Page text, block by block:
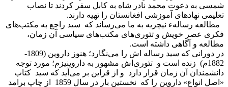
شمسی به دعوت محمد نادر شاه به کابل سفر کردند تا نصاب
تعلیمی نهادهای آموزشی افغانستان را تهیه دارند.
مطالعه رسالهء نیچریه به ما می‌رساند که سید راجع به مکتب‌های
فکری عصر خویش و تئوری‌های مکتب‌های سیاسی آن زمان،
مطالعه و آگاهی داشته است.
در دورانی که سید رساله اش را می‌نگارد؛ هنوز داروین (1809-
1882م) زنده است و تئوری‌اش مشهور به داروینیزم؛ مورد توجه
دانشمندان آن زمان قرار دارد و از قراین بر می‌آید که سید کتاب
«اصل انواع» داروین را که نخستین بار در سال 1859 از چاپ برامد